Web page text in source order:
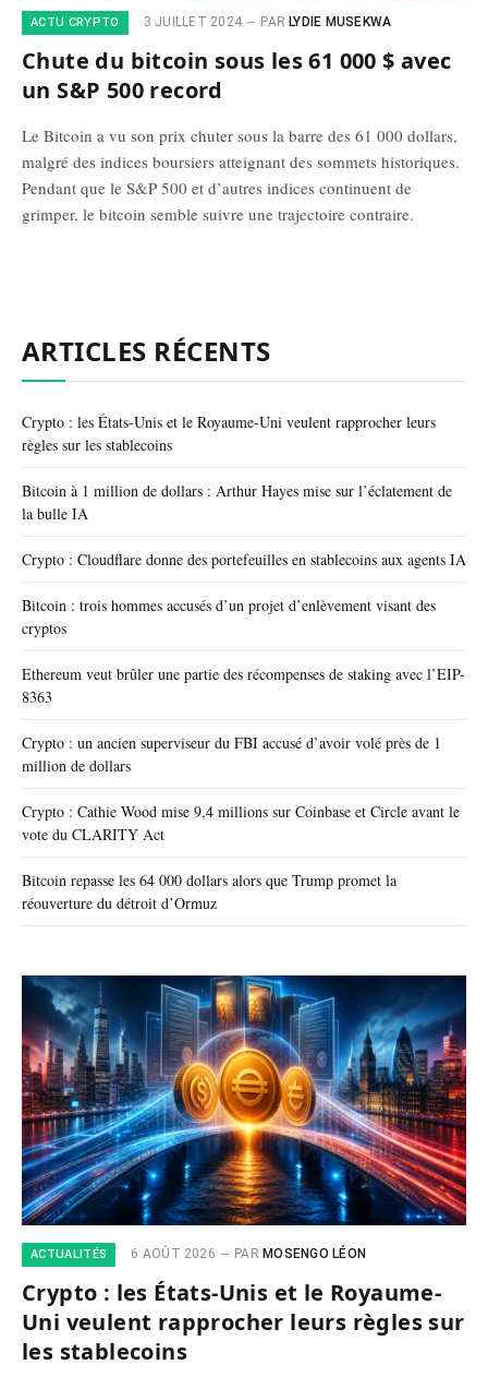
ACTU CRYPTO 3 JUILLET 2024 PAR LYDIE MUSEKWA
Chute du bitcoin sous les 61 000 $ avec
un S&P 500 record
Le Bitcoin a vu son prix chuter sous la barre des 61 000 dollars,
malgré des indices boursiers atteignant des sommets historiques.
Pendant que le S&P 500 et d’autres indices continuent de
grimper, le bitcoin semble suivre une trajectoire contraire.
ARTICLES RÉCENTS
Crypto : les États-Unis et le Royaume-Uni veulent rapprocher leurs
règles sur les stablecoins
Bitcoin à 1 million de dollars : Arthur Hayes mise sur l’éclatement de
la bulle IA
Crypto : Cloudflare donne des portefeuilles en stablecoins aux agents IA
Bitcoin : trois hommes accusés d’un projet d’enlèvement visant des
cryptos
Ethereum veut brûler une partie des récompenses de staking avec l’EIP-
8363
Crypto : un ancien superviseur du FBI accusé d’avoir volé près de 1
million de dollars
Crypto : Cathie Wood mise 9,4 millions sur Coinbase et Circle avant le
vote du CLARITY Act
Bitcoin repasse les 64 000 dollars alors que Trump promet la
réouverture du détroit d’Ormuz
ACTUALITÉS 6 AOÛT 2026 PAR MOSENGO LÉON
Crypto : les États-Unis et le Royaume-
Uni veulent rapprocher leurs règles sur
les stablecoins